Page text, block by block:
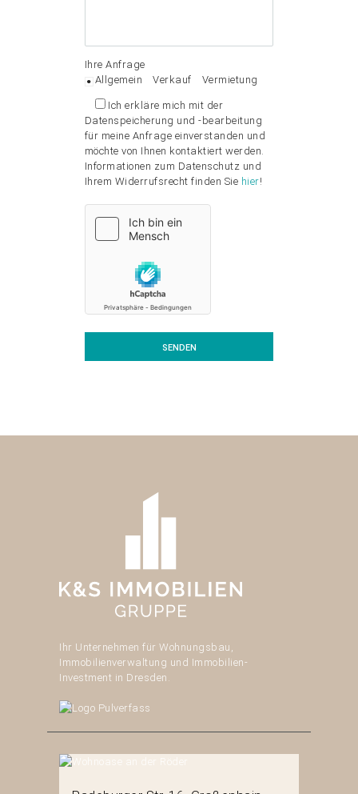
Ihre Anfrage
Allgemein
Verkauf Vermietung
Ich erkläre mich mit der
Datenspeicherung und -bearbeitung
für meine Anfrage einverstanden und
möchte von Ihnen kontaktiert werden.
Informationen zum Datenschutz und
Ihrem Widerrufsrecht finden Sie hier!
Ihr Unternehmen für Wohnungsbau,
Immobilienverwaltung und Immobilien-
Investment in Dresden.